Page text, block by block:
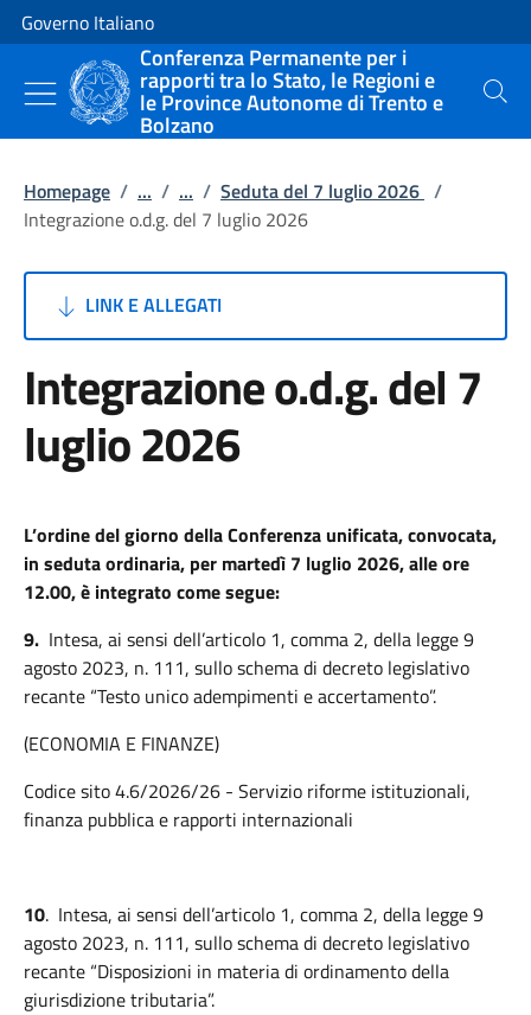
Vai al contenuto
Vai alla navigazione del sito
Governo Italiano
Conferenza Permanente per i
rapporti tra lo Stato, le Regioni e
le Province Autonome di Trento e
Bolzano
Cerca
Homepage / ... / ... / Seduta del 7 luglio 2026 /
Integrazione o.d.g. del 7 luglio 2026
LINK E ALLEGATI
Integrazione o.d.g. del 7
luglio 2026
L’ordine del giorno della Conferenza unificata, convocata,
in seduta ordinaria, per martedì 7 luglio 2026, alle ore
12.00, è integrato come segue:
9. Intesa, ai sensi dell’articolo 1, comma 2, della legge 9
agosto 2023, n. 111, sullo schema di decreto legislativo
recante “Testo unico adempimenti e accertamento”.
(ECONOMIA E FINANZE)
Codice sito 4.6/2026/26 - Servizio riforme istituzionali,
finanza pubblica e rapporti internazionali
10. Intesa, ai sensi dell’articolo 1, comma 2, della legge 9
agosto 2023, n. 111, sullo schema di decreto legislativo
recante “Disposizioni in materia di ordinamento della
giurisdizione tributaria”.